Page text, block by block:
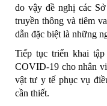
do vậy đề nghị các
truyền thông và tiêm
dẫn đặc biệt là những
Tiếp tục triển khai
COVID-19 cho nhân
vật tư y tế phục vụ
cần thiết.